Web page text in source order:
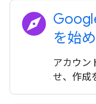
explore を始
アカウン
せ、作成